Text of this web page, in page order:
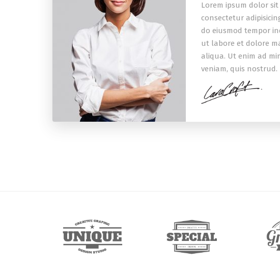
Lorem ipsum dolor sit
consectetur
do eiusmod tempor
ut labore et dolore
aliqua. Ut enim ad
veniam, quis nostrud.